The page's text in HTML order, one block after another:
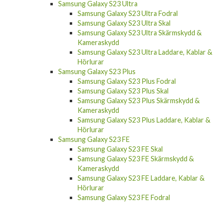
Samsung Galaxy S23 Ultra
Samsung Galaxy S23 Ultra Fodral
Samsung Galaxy S23 Ultra Skal
Samsung Galaxy S23 Ultra Skärmskydd &
Kameraskydd
Samsung Galaxy S23 Ultra Laddare, Kablar &
Hörlurar
Samsung Galaxy S23 Plus
Samsung Galaxy S23 Plus Fodral
Samsung Galaxy S23 Plus Skal
Samsung Galaxy S23 Plus Skärmskydd &
Kameraskydd
Samsung Galaxy S23 Plus Laddare, Kablar &
Hörlurar
Samsung Galaxy S23 FE
Samsung Galaxy S23 FE Skal
Samsung Galaxy S23 FE Skärmskydd &
Kameraskydd
Samsung Galaxy S23 FE Laddare, Kablar &
Hörlurar
Samsung Galaxy S23 FE Fodral